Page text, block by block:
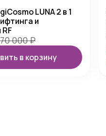
LUNA 2 в 1
и
000₽
в корзину